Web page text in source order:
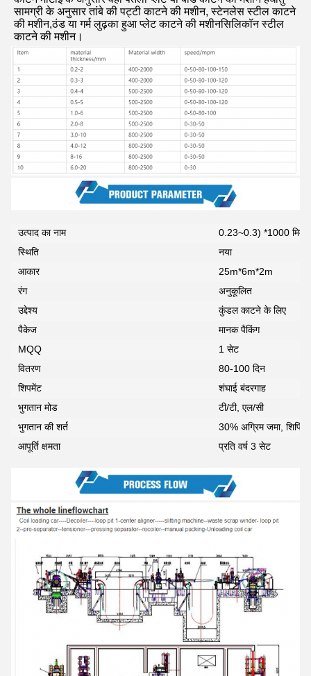
सामग्री के अनुसार तांबे की पट्टी काटने की मशीन, स्टेनलेस स्टील काटने
की मशीन,ठंड या गर्म लुढ़का हुआ प्लेट काटने की मशीनसिलिकॉन स्टील
काटने की मशीन।
उत्पाद का नाम
0.23~0.3) *1000 मिमी
स्थिति
नया
आकार
25m*6m*2m
रंग
अनुकूलित
उद्देश्य
कुंडल काटने के लिए
पैकेज
मानक पैकिंग
MQQ
1 सेट
वितरण
80-100 दिन
शिपमेंट
शंघाई बंदरगाह
भुगतान मोड
टी/टी, एल/सी
भुगतान की शर्त
30% अग्रिम जमा, शिपिंग
आपूर्ति क्षमता
प्रति वर्ष 3 सेट